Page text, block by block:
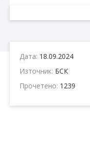
Дата: 18.09.2024
Източник: БСК
Прочетено: 1239